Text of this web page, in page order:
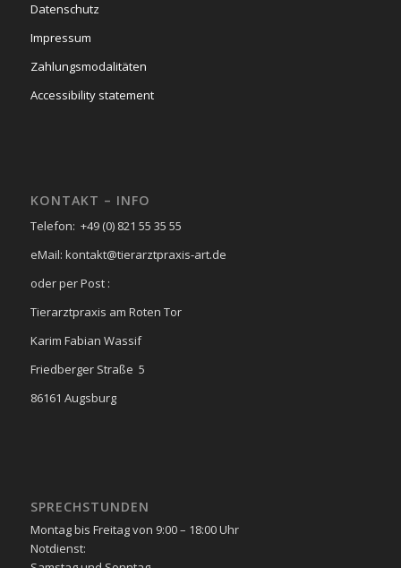
Datenschutz
Impressum
Zahlungsmodalitäten
Accessibility statement
KONTAKT – INFO
Telefon: +49 (0) 821 55 35 55
eMail: kontakt@tierarztpraxis-art.de
oder per Post :
Tierarztpraxis am Roten Tor
Karim Fabian Wassif
Friedberger Straße 5
86161 Augsburg
SPRECHSTUNDEN
Montag bis Freitag von 9:00 – 18:00 Uhr
Notdienst: